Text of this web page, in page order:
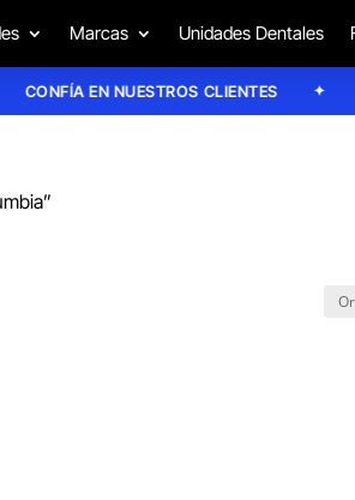
Marcas Unidades Dentales
CONFÍA EN NUESTROS CLIENTES